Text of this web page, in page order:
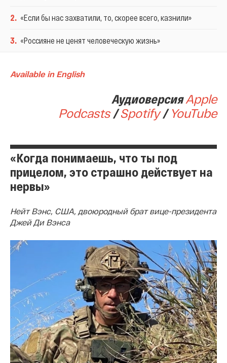
2. «Если бы нас захватили, то, скорее всего, казнили»
3. «Россияне не ценят человеческую жизнь»
Available in English
АудиоверсияApple
Podcasts /Spotify /YouTube
«Когда понимаешь, что ты под
прицелом, это страшно действует на
нервы»
Нейт Вэнс, США, двоюродный брат вице-президента
Джей Ди Вэнса